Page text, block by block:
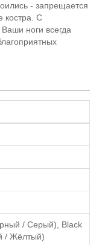
- запрещается
костра. C
ноги всегда
/ Серый), Black
/ Жёлтый)